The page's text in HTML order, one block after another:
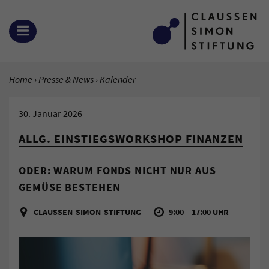
Zum Inhalt springen
MENÜ ÖFFNEN
SIE BEFINDEN SICH HIER:
Home Presse & News Aktuelle Seite:
Kalender
30. Januar 2026
ALLG. EINSTIEGSWORKSHOP FINANZEN
ODER: WARUM FONDS NICHT NUR AUS
GEMÜSE BESTEHEN
CLAUSSEN-SIMON-STIFTUNG 9:00 – 17:00 UHR